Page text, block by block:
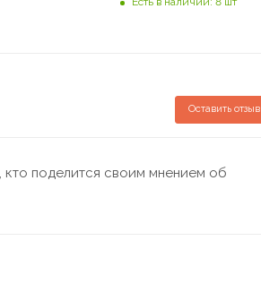
Оставить отзыв
поделится своим мнением об